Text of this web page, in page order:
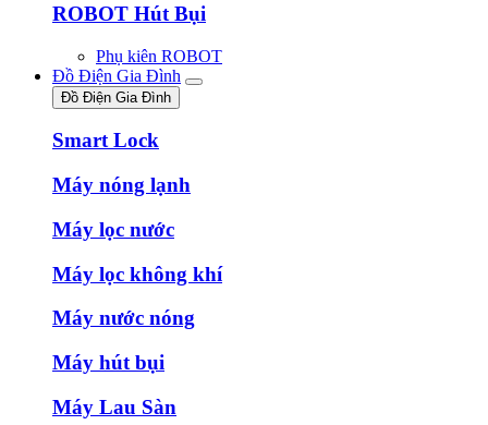
ROBOT Hút Bụi
Phụ kiên ROBOT
Đồ Điện Gia Đình
Đồ Điện Gia Đình
Smart Lock
Máy nóng lạnh
Máy lọc nước
Máy lọc không khí
Máy nước nóng
Máy hút bụi
Máy Lau Sàn